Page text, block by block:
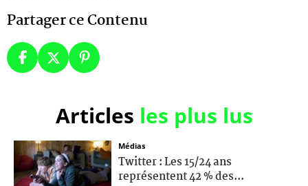
Partager ce Contenu
Articles les plus lus
Médias
Twitter : Les 15/24 ans
représentent 42 % des...